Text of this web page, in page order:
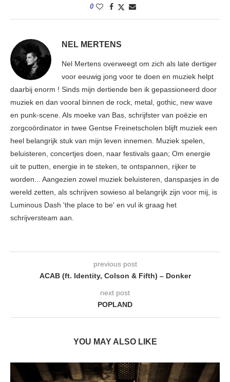
0
NEL MERTENS
Nel Mertens overweegt om zich als late dertiger
voor eeuwig jong voor te doen en muziek helpt
daarbij enorm ! Sinds mijn dertiende ben ik gepassioneerd door
muziek en dan vooral binnen de rock, metal, gothic, new wave
en punk-scene. Als moeke van Bas, schrijfster van poëzie en
zorgcoördinator in twee Gentse Freinetscholen blijft muziek een
heel belangrijk stuk van mijn leven innemen. Muziek spelen,
beluisteren, concertjes doen, naar festivals gaan; Om energie
uit te putten, energie in te steken, te ontspannen, rijker te
worden... Aangezien zowel muziek beluisteren, danspasjes in de
wereld zetten, als schrijven sowieso al belangrijk zijn voor mij, is
Luminous Dash 'the place to be' en vul ik graag het
schrijversteam aan.
previous post
ACAB (ft. Identity, Colson & Fifth) – Donker
next post
POPLAND
YOU MAY ALSO LIKE